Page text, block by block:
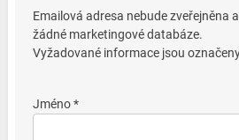
Emailová adresa nebude zveřejněna
žádné marketingové databáze.
Vyžadované informace jsou
Jméno *